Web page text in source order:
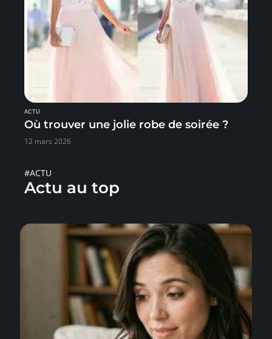
ACTU
Où trouver une jolie robe de soirée ?
12 mars 2026
#ACTU
Actu au top